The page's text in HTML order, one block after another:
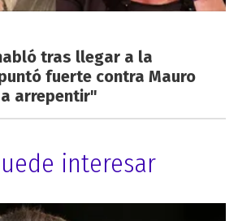
tras llegar a la
fuerte contra Mauro
arrepentir"
interesar